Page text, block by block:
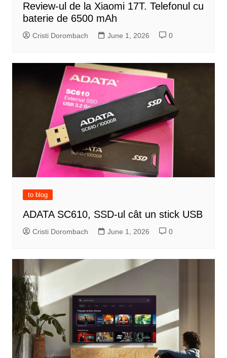
Review-ul de la Xiaomi 17T. Telefonul cu
baterie de 6500 mAh
Cristi Dorombach June 1, 2026 0
to blog
ADATA SC610, SSD-ul cât un stick USB
Cristi Dorombach June 1, 2026 0